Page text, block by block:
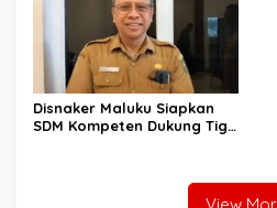
Disnaker Maluku Siapkan
SDM Kompeten Dukung Tiga